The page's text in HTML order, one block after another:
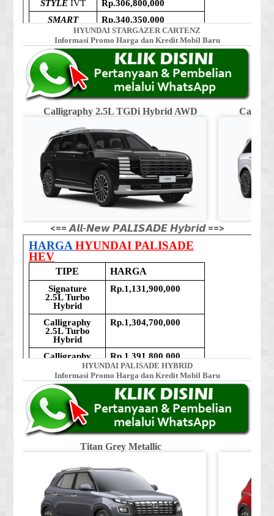
HYUNDAI STARGAZER CARTENZ
Informasi Promo Harga dan Kredit Mobil Baru
Calligraphy 2.5L TGDi Hybrid AWD
<== 𝘼𝙡𝙡-𝙉𝙚𝙬 𝙋𝘼𝙇𝙄𝙎𝘼𝘿𝙀 𝙃𝙮𝙗𝙧𝙞𝙙 ==>
HYUNDAI PALISADE HYBRID
Informasi Promo Harga dan Kredit Mobil Baru
Titan Grey Metallic